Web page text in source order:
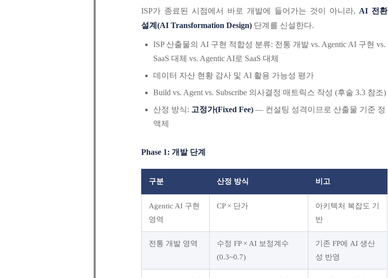
ISP가 종료된 시점에서 바로 개발에 들어가는 것이 아니라, AI 전환
설계(AI Transformation Design)단계를 신설한다.
ISP 산출물의 AI 구현 적합성 분류: 전통 개발 vs. Agentic AI 구현 vs.
SaaS 대체 vs. Agentic AI로 SaaS 대체
데이터 자산 현황 감사 및 AI 활용 가능성 평가
Build vs. Agent vs. Subscribe 의사결정 매트릭스 작성 (후술 3.3 참조)
산정 방식: 고정가(Fixed Fee)— 컨설팅 성격이므로 산출물 기준 정
액제
Phase 1: 개발 단계
구분 산정 방식 비고
Agentic AI 구현
영역
CP × 단가
아키텍처 복잡도 기
반
전통 개발 영역
수정 FP × AI 보정계수
(0.3~0.7)
기존 FP에 AI 생산
성 반영